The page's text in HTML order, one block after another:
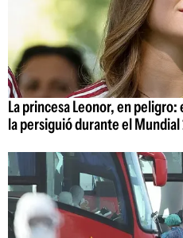
La princesa Leonor, en
la persiguió durante el Mundial